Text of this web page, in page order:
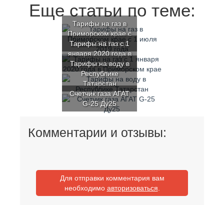
Еще статьи по теме:
Тарифы на газ в
Приморском крае с
1 июля 2019 года
Тарифы на газ с 1
января 2020 года в
Приморском крае
Тарифы на воду в
Республике
Татарстан
Счетчик газа АГАТ
G-25 Ду25
Комментарии и отзывы:
Для отправки комментария вам
необходимо авторизоваться